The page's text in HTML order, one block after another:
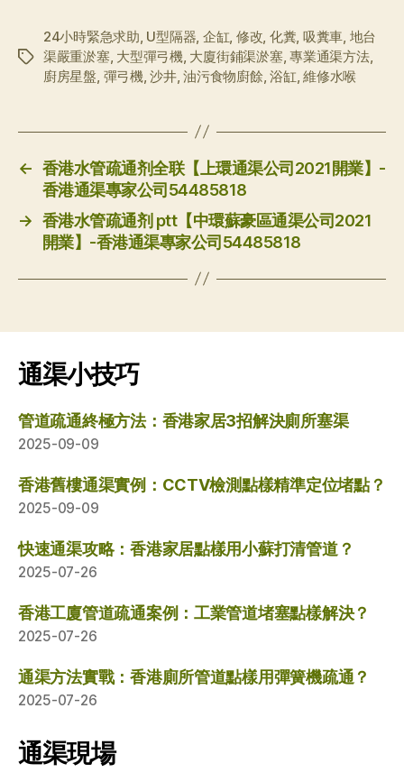
标
24小時緊急求助, U型隔器, 企缸, 修改, 化糞, 吸糞車, 地台
渠嚴重淤塞, 大型彈弓機, 大廈街鋪渠淤塞,專業通渠方法,
廚房星盤, 彈弓機,沙井,油污食物廚餘,浴缸,維修水喉
← 香港水管疏通剂全联【上環通渠公司2021開業】-
香港通渠專家公司54485818
→ 香港水管疏通剂 ptt【中環蘇豪區通渠公司2021
開業】-香港通渠專家公司54485818
通渠小技巧
管道疏通終極方法：香港家居3招解決廁所塞渠
2025-09-09
香港舊樓通渠實例：CCTV檢測點樣精準定位堵點？
2025-09-09
快速通渠攻略：香港家居點樣用小蘇打清管道？
2025-07-26
香港工廈管道疏通案例：工業管道堵塞點樣解決？
2025-07-26
通渠方法實戰：香港廁所管道點樣用彈簧機疏通？
2025-07-26
通渠現場